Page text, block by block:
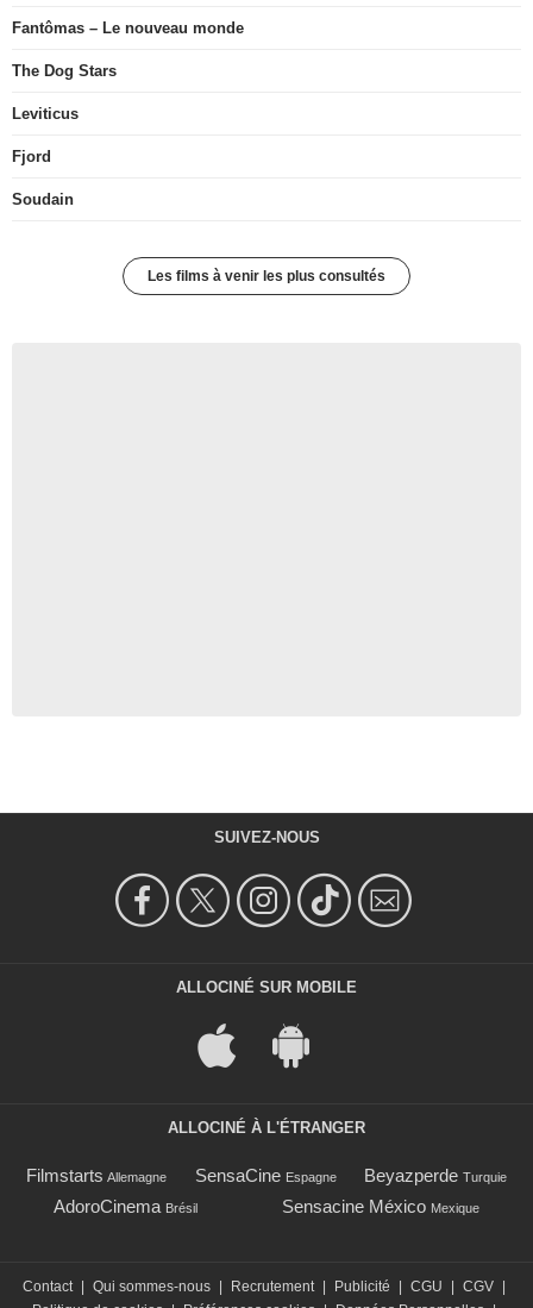
Fantômas – Le nouveau monde
The Dog Stars
Leviticus
Fjord
Soudain
Les films à venir les plus consultés
SUIVEZ-NOUS
ALLOCINÉ SUR MOBILE
ALLOCINÉ À L'ÉTRANGER
Filmstarts Allemagne SensaCine Espagne Beyazperde Turquie
AdoroCinema Brésil Sensacine México Mexique
Contact | Qui sommes-nous | Recrutement | Publicité | CGU | CGV |